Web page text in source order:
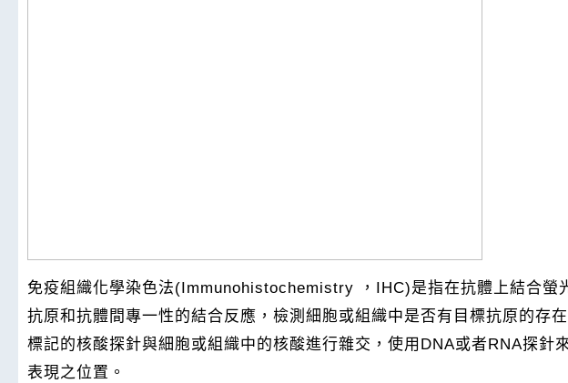
免疫組織化學染色法(Immunohistochemistry ，IHC)是指在抗體上結合螢
抗原和抗體間專一性的結合反應，檢測細胞或組織中是否有目標抗原的
標記的核酸探針與細胞或組織中的核酸進行雜交，使用DNA或者RNA探針
表現之位置。